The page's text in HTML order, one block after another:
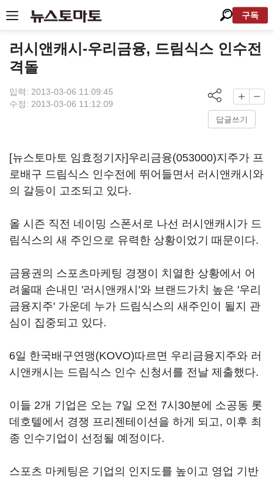
구독
러시앤캐시-우리금융, 드림식스 인수전
격돌
입력: 2013-03-06 11:09:45
수정: 2013-03-06 11:12:09
답글쓰기
[뉴스토마토 임효정기자]우리금융(053000)지주가 프
로배구 드림식스 인수전에 뛰어들면서 러시앤캐시와
의 갈등이 고조되고 있다.
올 시즌 직전 네이밍 스폰서로 나선 러시앤캐시가 드
림식스의 새 주인으로 유력한 상황이었기 때문이다.
금융권의 스포츠마케팅 경쟁이 치열한 상황에서 어
려울때 손내민 '러시앤캐시'와 브랜드가치 높은 '우리
금융지주' 가운데 누가 드림식스의 새주인이 될지 관
심이 집중되고 있다.
6일 한국배구연맹(KOVO)따르면 우리금융지주와 러
시앤캐시는 드림식스 인수 신청서를 전날 제출했다.
이들 2개 기업은 오는 7일 오전 7시30분에 소공동 롯
데호텔에서 경쟁 프리젠테이션을 하게 되고, 이후 최
종 인수기업이 선정될 예정이다.
스포츠 마케팅은 기업의 인지도를 높이고 영업 기반